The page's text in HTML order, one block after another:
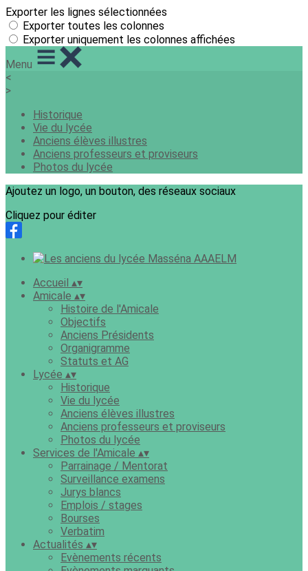
Exporter les lignes sélectionnées
Exporter toutes les colonnes
Exporter uniquement les colonnes affichées
Menu
<
>
Historique
Vie du lycée
Anciens élèves illustres
Anciens professeurs et proviseurs
Photos du lycée
Ajoutez un logo, un bouton, des réseaux sociaux
Cliquez pour éditer
Accueil ▴▾
Amicale ▴▾
Histoire de l'Amicale
Objectifs
Anciens Présidents
Organigramme
Statuts et AG
Lycée ▴▾
Historique
Vie du lycée
Anciens élèves illustres
Anciens professeurs et proviseurs
Photos du lycée
Services de l'Amicale ▴▾
Parrainage / Mentorat
Surveillance examens
Jurys blancs
Emplois / stages
Bourses
Verbatim
Actualités ▴▾
Evènements récents